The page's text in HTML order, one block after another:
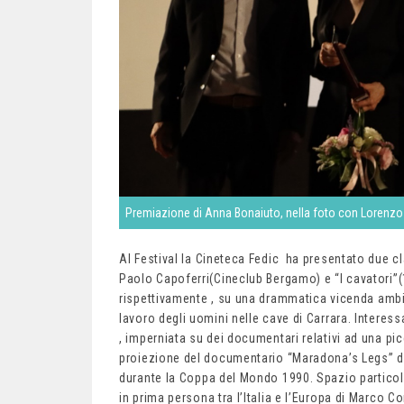
Premiazione di Anna Bonaiuto, nella foto con
Al Festival la Cineteca Fedic ha presentato due
Paolo Capoferri(Cineclub Bergamo) e “I
rispettivamente , su una drammatica vicenda
lavoro degli uomini nelle cave di Carrara.
, imperniata su dei documentari relativi ad una
proiezione del documentario “Maradona’s
durante la Coppa del Mondo 1990. Spazio
in prima persona tra l’Italia e l’Europa di Marco